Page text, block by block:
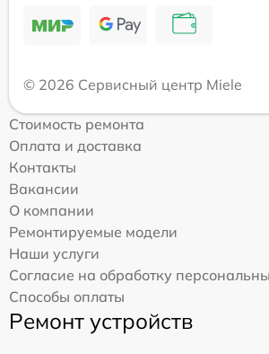
© 2026 Сервисный центр Miele
Стоимость ремонта
Оплата и доставка
Контакты
Вакансии
О компании
Ремонтируемые модели
Наши услуги
Согласие на обработку
Способы оплаты
Ремонт устройств